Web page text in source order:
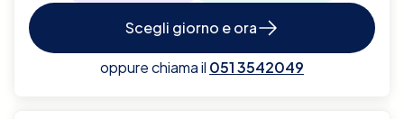
Scegli giorno e ora
oppure chiama il 051 3542049